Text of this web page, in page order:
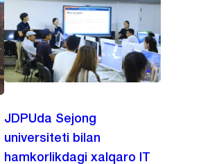
JDPUda Sejong
universiteti bilan
hamkorlikdagi xalqaro IT